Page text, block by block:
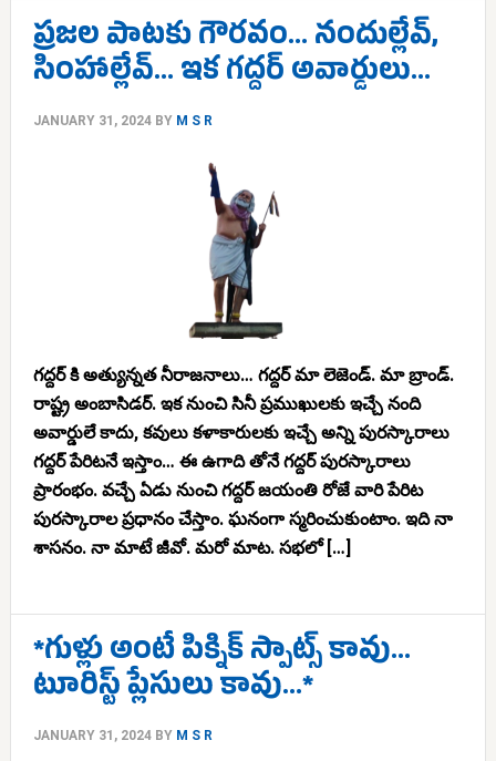
ప్రజల పాటకు గౌరవం… నందుల్లేవ్,
సింహాల్లేవ్… ఇక గద్దర్ అవార్డులు…
JANUARY 31, 2024BY M S R
గద్దర్ కి అత్యున్నత నీరాజనాలు… గద్దర్ మా లెజెండ్. మా బ్రాండ్.
రాష్ట్ర అంబాసిడర్. ఇక నుంచి సినీ ప్రముఖులకు ఇచ్చే నంది
అవార్డులే కాదు, కవులు కళాకారులకు ఇచ్చే అన్ని పురస్కారాలు
గద్దర్ పేరిటనే ఇస్తాం… ఈ ఉగాది తోనే గద్దర్ పురస్కారాలు
ప్రారంభం. వచ్చే ఏడు నుంచి గద్దర్ జయంతి రోజే వారి పేరిట
పురస్కారాల ప్రధానం చేస్తాం. ఘనంగా స్మరించుకుంటాం. ఇది నా
శాసనం. నా మాటే జీవో. మరో మాట. సభలో […]
*గుళ్లు అంటే పిక్నిక్ స్పాట్స్ కావు…
టూరిస్ట్ ప్లేసులు కావు…*
JANUARY 31, 2024BY M S R